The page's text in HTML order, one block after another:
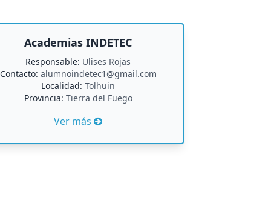
Academias INDETEC
Responsable: Ulises Rojas
Contacto: alumnoindetec1@gmail.com
Localidad: Tolhuin
Provincia: Tierra del Fuego
Ver más